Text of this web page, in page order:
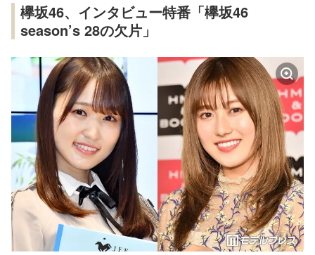
欅坂46、インタビュー特番「欅坂46
season’s 28の欠片」